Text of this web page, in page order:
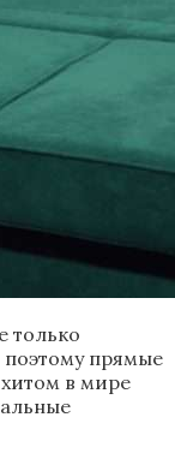
только
прямые
в мире